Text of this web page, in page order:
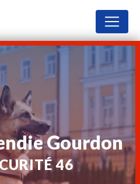
Gourdon
46